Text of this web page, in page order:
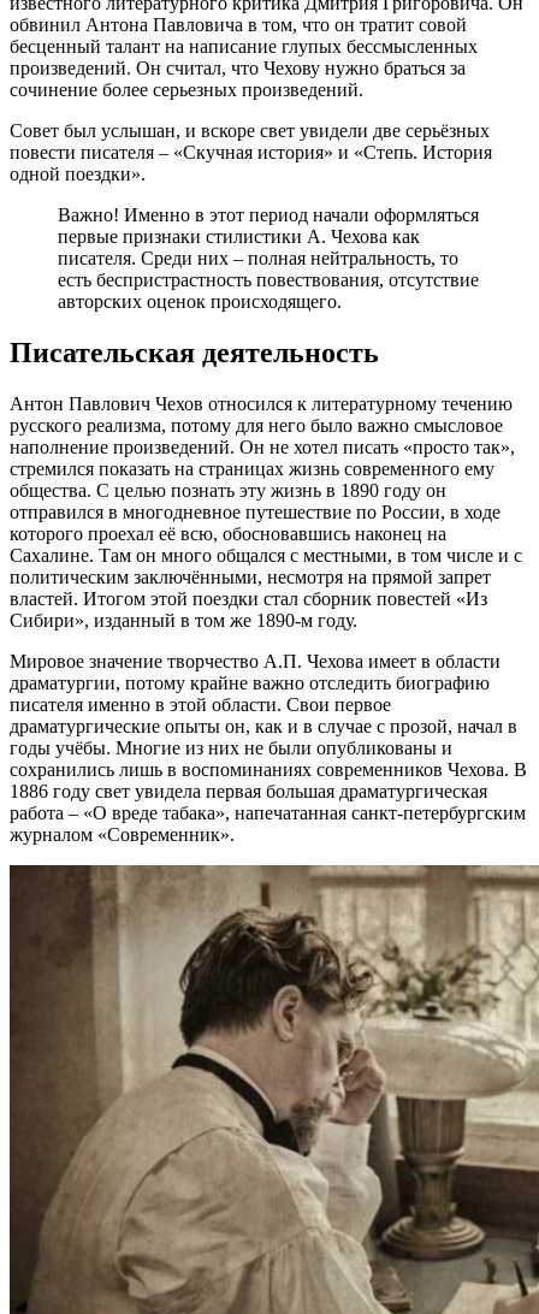
обвинил Антона Павловича в том, что он тратит совой
бесценный талант на написание глупых бессмысленных
произведений. Он считал, что Чехову нужно браться за
сочинение более серьезных произведений.
Совет был услышан, и вскоре свет увидели две серьёзных
повести писателя – «Скучная история» и «Степь. История
одной поездки».
Важно! Именно в этот период начали оформляться
первые признаки стилистики А. Чехова как
писателя. Среди них – полная нейтральность, то
есть беспристрастность повествования, отсутствие
авторских оценок происходящего.
Писательская деятельность
Антон Павлович Чехов относился к литературному течению
русского реализма, потому для него было важно смысловое
наполнение произведений. Он не хотел писать «просто так»,
стремился показать на страницах жизнь современного ему
общества. С целью познать эту жизнь в 1890 году он
отправился в многодневное путешествие по России, в ходе
которого проехал её всю, обосновавшись наконец на
Сахалине. Там он много общался с местными, в том числе и с
политическим заключёнными, несмотря на прямой запрет
властей. Итогом этой поездки стал сборник повестей «Из
Сибири», изданный в том же 1890-м году.
Мировое значение творчество А.П. Чехова имеет в области
драматургии, потому крайне важно отследить биографию
писателя именно в этой области. Свои первое
драматургические опыты он, как и в случае с прозой, начал в
годы учёбы. Многие из них не были опубликованы и
сохранились лишь в воспоминаниях современников Чехова. В
1886 году свет увидела первая большая драматургическая
работа – «О вреде табака», напечатанная санкт-петербургским
журналом «Современник».